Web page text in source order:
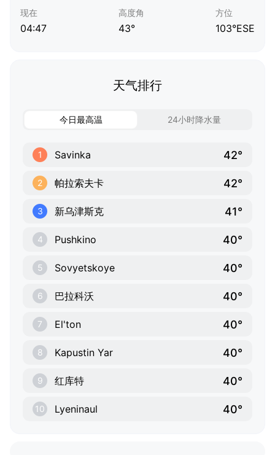
现在
04:47
高度角
43°
方位
103°ESE
天气排行
今日最高温 24小时降水量
1 Savinka 42°
2 帕拉索夫卡 42°
3 新乌津斯克 41°
4 Pushkino 40°
5 Sovyetskoye 40°
6 巴拉科沃 40°
7 El'ton 40°
8 Kapustin Yar 40°
9 红库特 40°
10 Lyeninaul 40°